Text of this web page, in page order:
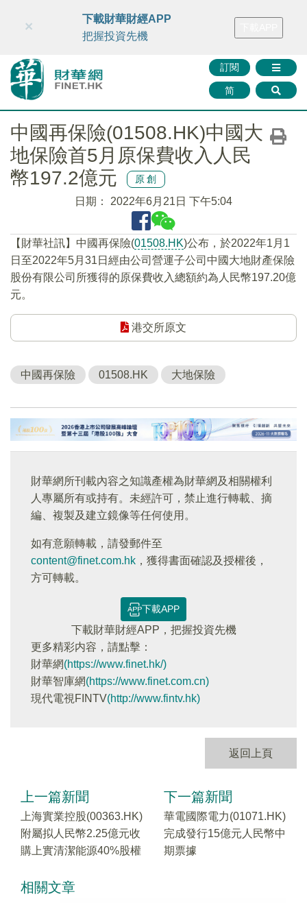
財華智庫網 FINTV FINMETA 財華證券 媒體矩陣
訂閱
简
×
下載財華財經APP
把握投資先機
中國再保險(01508.HK)中國大
地保險首5月原保費收入人民
幣197.2億元
原創
日期： 2022年6月21日 下午5:04
【財華社訊】中國再保險(01508.HK)公布，於2022年1月1
日至2022年5月31日經由公司營運子公司中國大地財產保險
股份有限公司所獲得的原保費收入總額約為人民幣197.20億
元。
港交所原文
中國再保險 01508.HK 大地保險
財華網所刊載內容之知識產權為財華網及相關權利
人專屬所有或持有。未經許可，禁止進行轉載、摘
編、複製及建立鏡像等任何使用。
如有意願轉載，請發郵件至
content@finet.com.hk ，獲得書面確認及授權後，
方可轉載。
下載APP
下載財華財經APP，把握投資先機
更多精彩内容，請點擊：
財華網(https://www.finet.hk/)
財華智庫網(https://www.finet.com.cn)
現代電視FINTV(http://www.fintv.hk)
返回上頁
上一篇新聞
上海實業控股(00363.HK)
附屬拟人民幣2.25億元收
購上實清潔能源40%股權
下一篇新聞
華電國際電力(01071.HK)
完成發行15億元人民幣中
期票據
相關文章